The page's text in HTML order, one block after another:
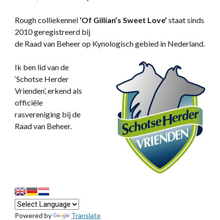
Rough colliekennel ‘Of Gillian’s Sweet Love’ staat sinds
2010 geregistreerd bij
de Raad van Beheer op Kynologisch gebied in Nederland.
Ik ben lid van de
‘Schotse Herder
Vrienden’, erkend als
officiële
rasvereniging bij de
Raad van Beheer.
Powered by Translate